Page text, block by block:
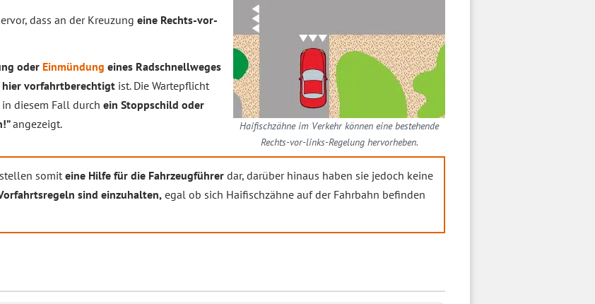
Haifischzähne im Verkehr können eine bestehende
Rechts-vor-links-Regelung hervorheben.
dass an der Kreuzung eine Rechts-vor-
oder Einmündung eines Radschnellweges
hier vorfahrtberechtigt ist. Die Wartepflicht
diesem Fall durch ein Stoppschild oder
angezeigt.
somit eine Hilfe für die Fahrzeugführer dar, darüber hinaus haben sie jedoch keine
sind einzuhalten, egal ob sich Haifischzähne auf der Fahrbahn befinden